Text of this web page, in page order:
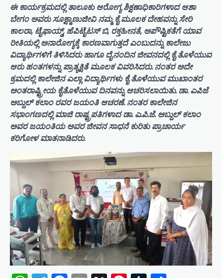
ಈ ಕಾರ್ಯಕ್ರಮದಲ್ಲಿ ತಾಲೂಕು ಆರೋಗ್ಯ ಶಿಕ್ಷಣಾಧಿಕಾರಿಗಳಾದ ಆಶಾ
ಬೇಗಂ ಅವರು ಸೂಕ್ಷ್ಮಾಣುಜೀವಿ ನಮ್ಮ ಕೈ ಮೂಲಕ ದೇಹವನ್ನು ಸೇರಿ
ಕಾಲರಾ, ಟೈಫಾಯ್ಡ್, ಹೆಪಿಟೈಟಸ್ ಬಿ, ರಕ್ತಹೀನತೆ, ಅಪೌಷ್ಟಿಕತೆಗೆ ಯಾವ
ರೀತಿಯಲ್ಲಿ ಅನಾರೋಗ್ಯಕ್ಕೆ ಕಾರಣವಾಗುತ್ತದೆ ಎಂಬುದನ್ನು ಕಾಲೇಜು
ವಿದ್ಯಾರ್ಥಿಗಳಿಗೆ ತಿಳಿಸಿದರು ಹಾಗೂ ದೈನಂದಿನ ಜೀವನದಲ್ಲಿ ಕೈ ತೊಳೆಯುವ
ಆರು ಹಂತಗಳನ್ನು ಪ್ರಾತ್ಯಕ್ಷಿತೆ ಮೂಲಕ ವಿವರಿಸಿದರು. ನಂತರ ಅದೇ
ಕ್ರಮದಲ್ಲಿ ಕಾಲೇಜಿನ ಎಲ್ಲಾ ವಿದ್ಯಾರ್ಥಿಗಳು ಕೈ ತೊಳೆಯುವ ಮುಖಾಂತರ
ಅಂತರಾಷ್ಟ್ರೀಯ ಕೈತೊಳೆಯುವ ದಿನವನ್ನು ಆಚರಿಸಲಾಯಿತು. ಡಾ. ಎಪಿಜೆ
ಅಬ್ದುಲ್ ಕಲಾಂ ರವರ ಜಯಂತಿ ಆಚರಣೆ. ನಂತರ ಕಾಲೇಜಿನ
ಸಭಾಂಗಣದಲ್ಲಿ ಮಾಜಿ ರಾಷ್ಟ್ರಪತಿಗಳಾದ ಡಾ. ಎ.ಪಿ.ಜೆ. ಅಬ್ದುಲ್ ಕಲಾಂ
ಅವರ ಜಯಂತಿಯ ಅವರ ಜೀವನ ಸಾಧನೆ ಕುರಿತು ಪ್ರಾಚಾರ್ಯ
ಕರಿಗೋಳ ಮಾತನಾಡಿದರು.